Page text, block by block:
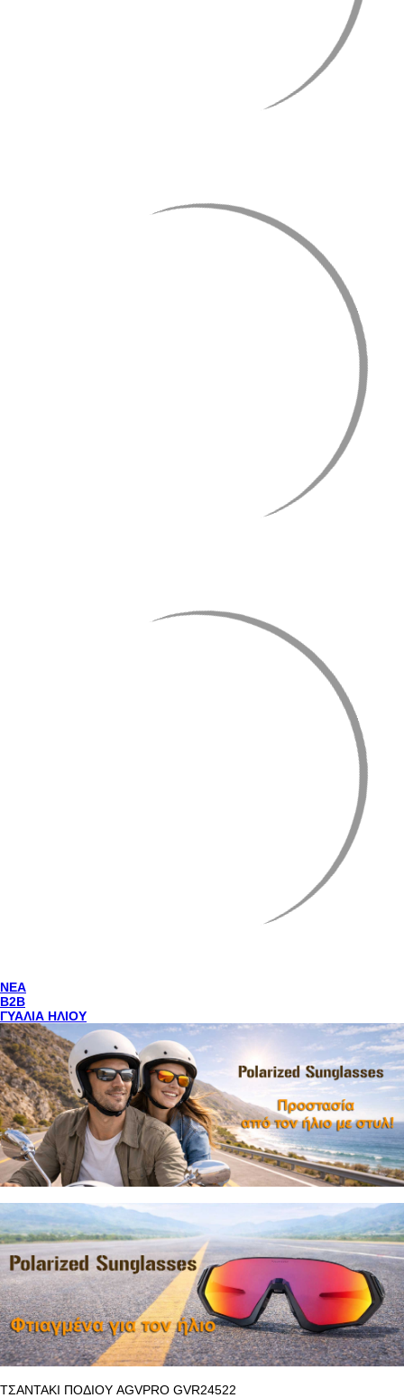
NEA
Β2Β
ΓΥΑΛΙΑ ΗΛΙΟΥ
ΤΣΑΝΤΑΚΙ ΠΟΔΙΟΥ AGVPRO GVR24522